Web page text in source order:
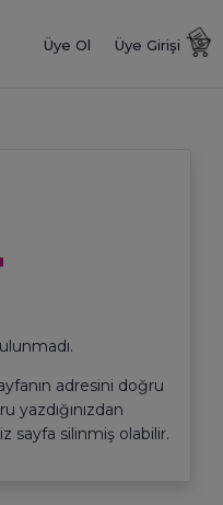
Üye Ol Üye Girişi
adresini doğru
yazdığınızdan
sayfa silinmiş olabilir.